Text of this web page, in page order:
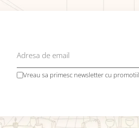
Vreau sa primesc newsletter cu